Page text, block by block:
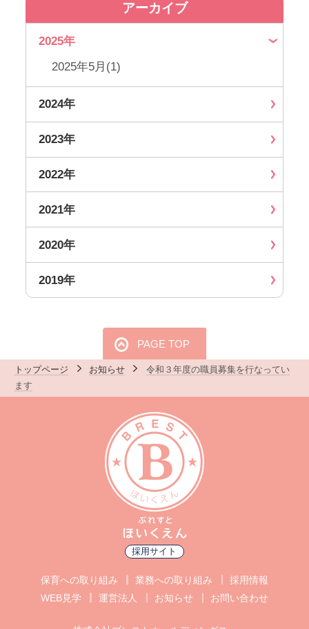
アーカイブ
2025年
2025年5月(1)
2024年
2023年
2022年
2021年
2020年
2019年
PAGE TOP
トップページ お知らせ
令和３年度の職員募集を行なってい
ます
採用サイト
保育への取り組み 業務への取り組み
採用情報
WEB見学
運営法人 お知らせ お問い合わせ